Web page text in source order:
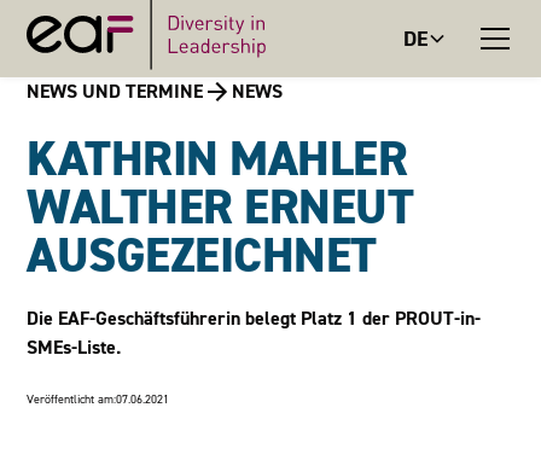
DE
NEWS UND TERMINE NEWS
KATHRIN MAHLER
WALTHER ERNEUT
AUSGEZEICHNET
Die EAF-Geschäftsführerin belegt Platz 1 der PROUT-in-
SMEs-Liste.
Veröffentlicht am:07.06.2021